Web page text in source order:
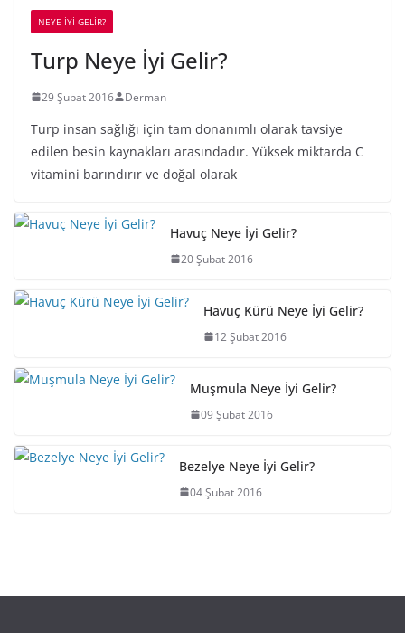
NEYE İYİ GELİR?
Turp Neye İyi Gelir?
29 Şubat 2016 Derman
Turp insan sağlığı için tam donanımlı olarak tavsiye
edilen besin kaynakları arasındadır. Yüksek miktarda C
vitamini barındırır ve doğal olarak
Havuç Neye İyi Gelir?
20 Şubat 2016
Havuç Kürü Neye İyi Gelir?
12 Şubat 2016
Muşmula Neye İyi Gelir?
09 Şubat 2016
Bezelye Neye İyi Gelir?
04 Şubat 2016